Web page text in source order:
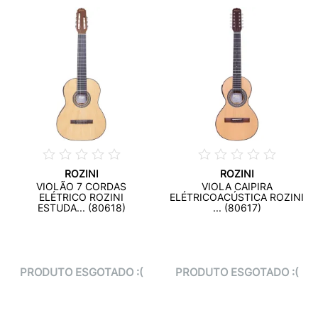
ROZINI
VIOLÃO 7 CORDAS
ELÉTRICO ROZINI
ESTUDA... (80618)
PRODUTO ESGOTADO :(
ROZINI
VIOLA CAIPIRA
ELÉTRICOACÚSTICA ROZINI
... (80617)
PRODUTO ESGOTADO :(